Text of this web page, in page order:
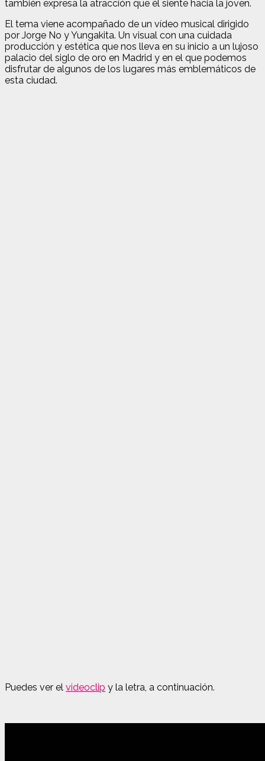
también expresa la atracción que él siente hacia la joven.
El tema viene acompañado de un vídeo musical dirigido
por Jorge No y Yungakita. Un visual con una cuidada
producción y estética que nos lleva en su inicio a un lujoso
palacio del siglo de oro en Madrid y en el que podemos
disfrutar de algunos de los lugares más emblemáticos de
esta ciudad.
Puedes ver el videoclip y la letra, a continuación.